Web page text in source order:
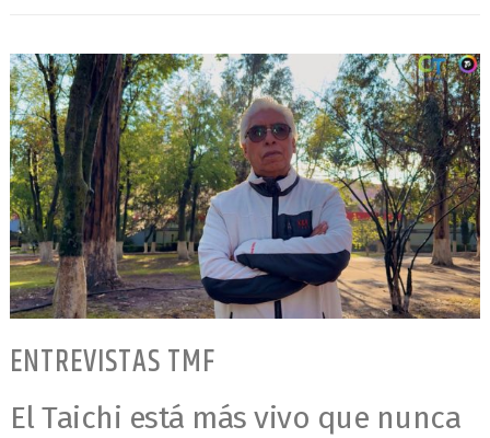
ENTREVISTAS TMF
El Taichi está más vivo que nunca